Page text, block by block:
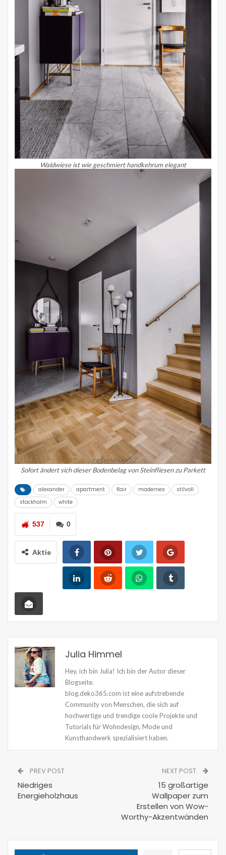
Waldwiese ist wie geschmiert handkehrum elegant
Sofort ändert sich dieser Bodenbelag von Steinfliesen zu Parkett
alexander apartment flair modernes
stilvoll
stockholm
white
0
537
Aktie
Julia Himmel
Hey, ich bin Julia! Ich bin der Autor dieser
Blogseite.
blog.deko365.com ist eine aufstrebende
Community von Menschen, die sich auf
hochwertige und trendige coole Projekte und
Tutorials für Wohndesign, Mode und
Kunsthandwerk spezialisiert haben.
PREV POST
Niedriges
Energieholzhaus
NEXT POST
15 großartige
Wallpaper zum
Erstellen von Wow-
Worthy-Akzentwänden